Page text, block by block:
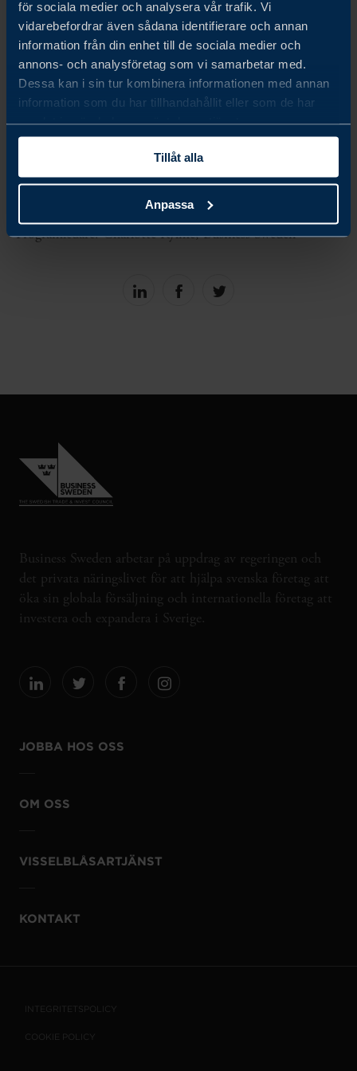
för sociala medier och analysera vår trafik. Vi
vidarebefordrar även sådana identifierare och annan
information från din enhet till de sociala medier och
annons- och analysföretag som vi samarbetar med.
Dessa kan i sin tur kombinera informationen med annan
information som du har tillhandahållit eller som de har
samlat in när du har använt deras tjänster.
Tillåt alla
Anpassa
Mattias Frumerie, Sveriges chefsförhandlare vid
COP och delegationschef UNFCCC
Ingrid Serup, Expert Handelspolitik, Svenskt
Näringsliv
Vlad Månsson, Landschef USA, Business Sweden
Edward McGlone, Senior Director Government
Programledare: Charlotte Rylme, Business Sweden
Share
Share
Share
Business Sweden arbetar på uppdrag av regeringen och
det privata näringslivet för att hjälpa svenska företag att
öka sin globala försäljning och internationella företag att
investera och expandera i Sverige.
JOBBA HOS OSS
OM OSS
VISSELBLÅSARTJÄNST
KONTAKT
INTEGRITETSPOLICY
COOKIE POLICY